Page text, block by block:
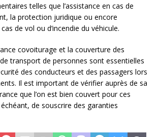
telles que l’assistance en cas de
la protection juridique ou encore
de vol ou d’incendie du véhicule.
covoiturage et la couverture des
transport de personnes sont essentielles
des conducteurs et des passagers lors
Il est important de vérifier auprès de sa
que l’on est bien couvert pour ces
de souscrire des garanties